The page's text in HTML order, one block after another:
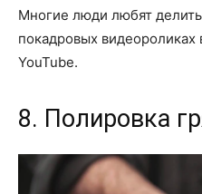
Многие люди любят
покадровых видеороликах
YouTube.
8. Полировка